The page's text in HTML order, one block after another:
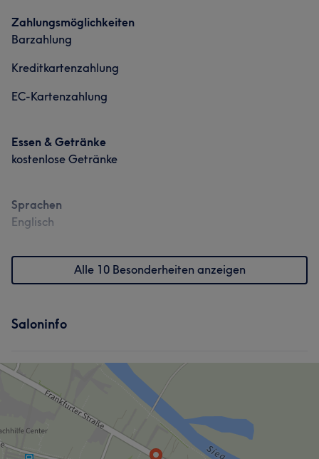
Zahlungsmöglichkeiten
Barzahlung
Kreditkartenzahlung
EC-Kartenzahlung
Essen & Getränke
kostenlose Getränke
Sprachen
Englisch
Alle 10 Besonderheiten anzeigen
Saloninfo